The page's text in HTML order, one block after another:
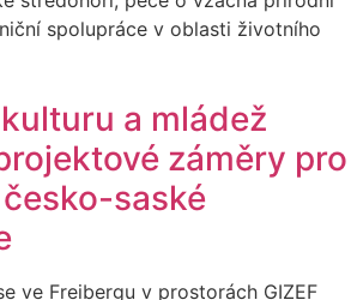
spolupráce v oblasti životního
a mládež
záměry pro
saské
ve Freibergu v prostorách GIZEF